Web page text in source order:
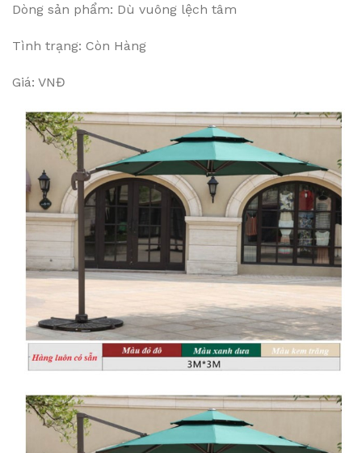
Dòng sản phẩm: Dù vuông lệch tâm
Tình trạng: Còn Hàng
Giá: VNĐ